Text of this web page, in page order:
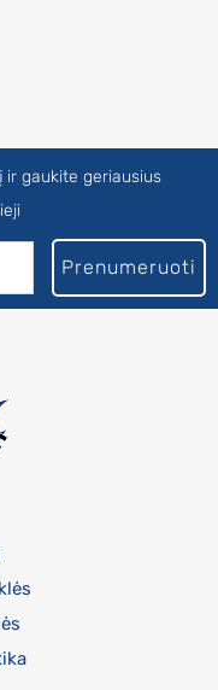
ir gaukite geriausius
Prenumeruoti